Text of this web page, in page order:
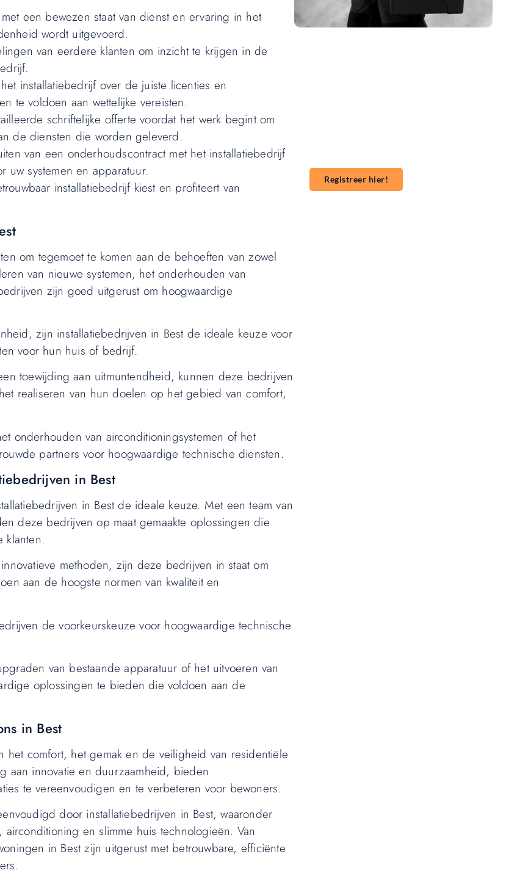
een bewezen staat van dienst en ervaring in het
wordt uitgevoerd.
van eerdere klanten om inzicht te krijgen in de
installatiebedrijf over de juiste licenties en
te voldoen aan wettelijke vereisten.
schriftelijke offerte voordat het werk begint om
de diensten die worden geleverd.
van een onderhoudscontract met het installatiebedrijf
uw systemen en apparatuur.
installatiebedrijf kiest en profiteert van
om tegemoet te komen aan de behoeften van zowel
van nieuwe systemen, het onderhouden van
zijn goed uitgerust om hoogwaardige
zijn installatiebedrijven in Best de ideale keuze voor
voor hun huis of bedrijf.
toewijding aan uitmuntendheid, kunnen deze bedrijven
realiseren van hun doelen op het gebied van comfort,
onderhouden van airconditioningsystemen of het
partners voor hoogwaardige technische diensten.
in Best
in Best de ideale keuze. Met een team van
deze bedrijven op maat gemaakte oplossingen die
klanten.
methoden, zijn deze bedrijven in staat om
aan de hoogste normen van kwaliteit en
de voorkeurskeuze voor hoogwaardige technische
van bestaande apparatuur of het uitvoeren van
oplossingen te bieden die voldoen aan de
in Best
het comfort, het gemak en de veiligheid van residentiële
aan innovatie en duurzaamheid, bieden
te vereenvoudigen en te verbeteren voor bewoners.
door installatiebedrijven in Best, waaronder
en slimme huis technologieën. Van
in Best zijn uitgerust met betrouwbare, efficiënte
Registreer hier!